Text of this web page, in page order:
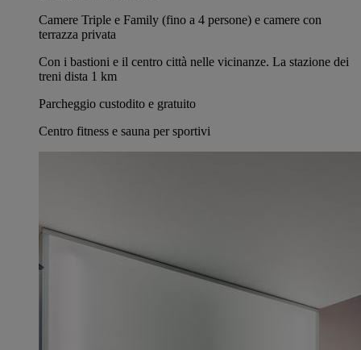
Camere Triple e Family (fino a 4 persone) e camere con
terrazza privata
Con i bastioni e il centro città nelle vicinanze. La stazione dei
treni dista 1 km
Parcheggio custodito e gratuito
Centro fitness e sauna per sportivi